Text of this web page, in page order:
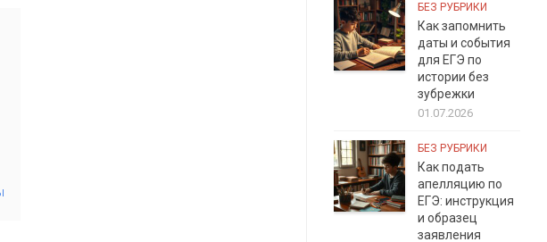
БЕЗ РУБРИКИ
Как запомнить
даты и события
для ЕГЭ по
истории без
зубрежки
01.07.2026
БЕЗ РУБРИКИ
Как подать
апелляцию по
ЕГЭ: инструкция
и образец
заявления